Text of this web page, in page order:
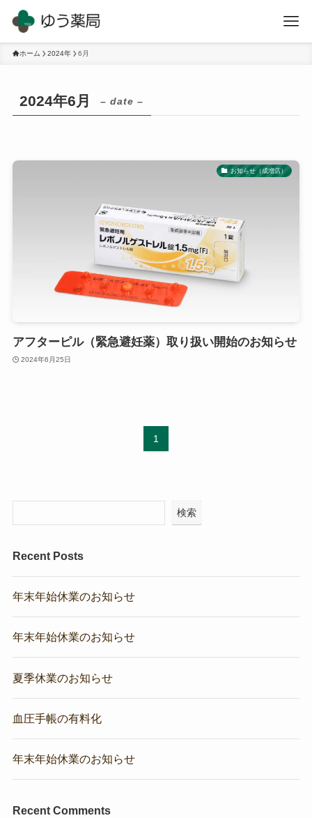
ホーム 2024年 6月
2024年6月 – date –
お知らせ（成増店）
アフターピル（緊急避妊薬）取り扱い開始のお知らせ
2024年6月25日
1
検索
Recent Posts
年末年始休業のお知らせ
年末年始休業のお知らせ
夏季休業のお知らせ
血圧手帳の有料化
年末年始休業のお知らせ
Recent Comments